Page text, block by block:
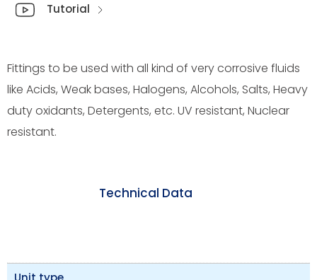
Tutorial
Fittings to be used with all kind of very corrosive fluids
like Acids, Weak bases, Halogens, Alcohols, Salts, Heavy
duty oxidants, Detergents, etc. UV resistant, Nuclear
resistant.
Technical Data